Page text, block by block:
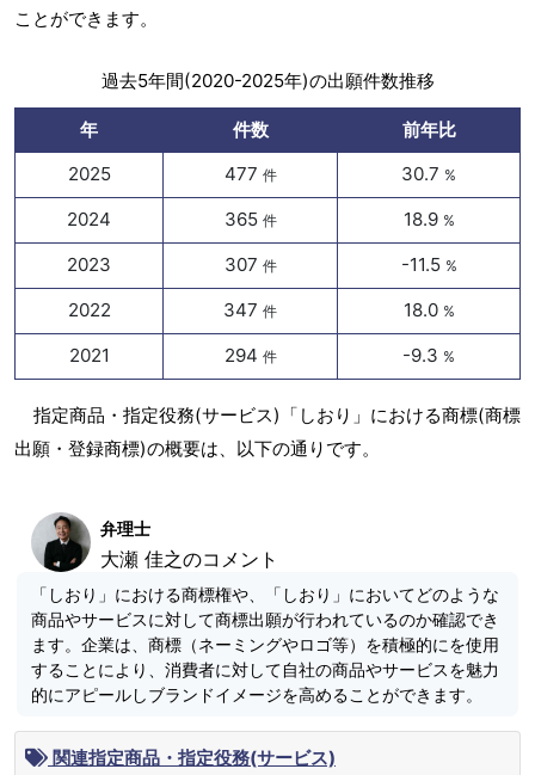
ことができます。
過去5年間(2020-2025年)の出願件数推移
年 件数
前年比
2025
477 件 30.7 %
2024 365 件 18.9 %
2023 307 件 -11.5 %
2022 347 件 18.0 %
2021 294 件 -9.3 %
指定商品・指定役務(サービス)「しおり」における商標(商標
出願・登録商標)の概要は、以下の通りです。
弁理士
大瀬 佳之のコメント
「しおり」における商標権や、「しおり」においてどのような
商品やサービスに対して商標出願が行われているのか確認でき
ます。企業は、商標（ネーミングやロゴ等）を積極的にを使用
することにより、消費者に対して自社の商品やサービスを魅力
的にアピールしブランドイメージを高めることができます。
関連指定商品・指定役務(サービス)